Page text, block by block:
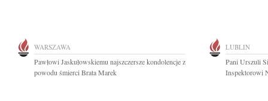
WARSZAWA
Pawłowi Jaskułowskiemu najszczersze kondolencje z
powodu śmierci Brata Marek
LUBLIN
Pani Urszuli
Inspektorowi